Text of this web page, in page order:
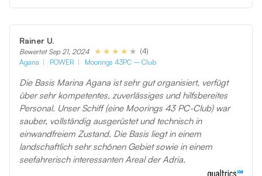
Rainer U.
Bewertet Sep 21, 2024
(4)
Agana
POWER Moorings 43PC – Club
Die Basis Marina Agana ist sehr gut organisiert, verfügt
über sehr kompetentes, zuverlässiges und hilfsbereites
Personal. Unser Schiff (eine Moorings 43 PC-Club) war
sauber, vollständig ausgerüstet und technisch in
einwandfreiem Zustand. Die Basis liegt in einem
landschaftlich sehr schönen Gebiet sowie in einem
seefahrerisch interessanten Areal der Adria.